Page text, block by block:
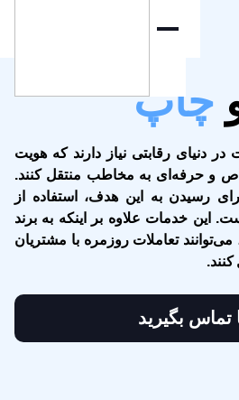
چاپ
دنیای رقابتی نیاز دارند که هویت
و حرفه‌ای به مخاطب منتقل کنند.
رسیدن به این هدف، استفاده از
خدمات علاوه بر اینکه به برند
تعاملات روزمره با مشتریان
کنند.
تماس بگیرید